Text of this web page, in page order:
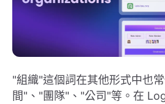
"組織"這個詞在其他形式中也
間"、"團隊"、"公司"等。在